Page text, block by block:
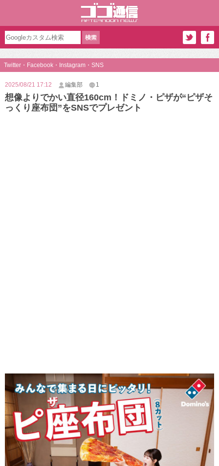
Twitter・Facebook・Instagram・SNS
2025/08/21 17:12 編集部 1
想像よりでかい直径160cm！ドミノ・ピザが“ピザそ
っくり座布団”をSNSでプレゼント